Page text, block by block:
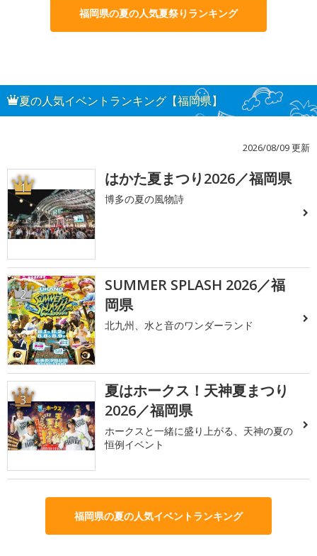
福岡県の夏の人気夏祭りランキング
夏の人気イベントランキング【福岡県】
2026/08/09 更新
1 はかた夏まつり2026／福岡県
博多の夏の風物詩
2
SUMMER SPLASH 2026／福
岡県
北九州、水と音のワンダーランド
3
夏はホークス！天神夏まつり
2026／福岡県
ホークスと一緒に盛り上がる、天神の夏の
恒例イベント
福岡県の夏の人気イベントランキング